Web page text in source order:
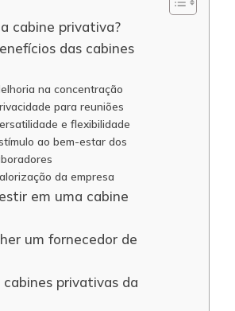
cabine privativa?
das cabines
na concentração
para reuniões
e flexibilidade
ao bem-estar dos
da empresa
em uma cabine
um fornecedor de
privativas da